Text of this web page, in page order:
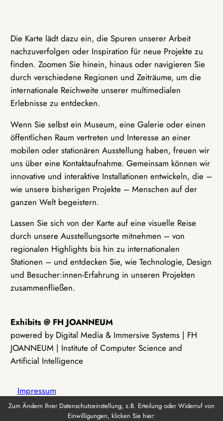
Die Karte lädt dazu ein, die Spuren unserer Arbeit
nachzuverfolgen oder Inspiration für neue Projekte zu
finden. Zoomen Sie hinein, hinaus oder navigieren Sie
durch verschiedene Regionen und Zeiträume, um die
internationale Reichweite unserer multimedialen
Erlebnisse zu entdecken.
Wenn Sie selbst ein Museum, eine Galerie oder einen
öffentlichen Raum vertreten und Interesse an einer
mobilen oder stationären Ausstellung haben, freuen wir
uns über eine Kontaktaufnahme. Gemeinsam können wir
innovative und interaktive Installationen entwickeln, die –
wie unsere bisherigen Projekte – Menschen auf der
ganzen Welt begeistern.
Lassen Sie sich von der Karte auf eine visuelle Reise
durch unsere Ausstellungsorte mitnehmen – von
regionalen Highlights bis hin zu internationalen
Stationen – und entdecken Sie, wie Technologie, Design
und Besucher:innen-Erfahrung in unseren Projekten
zusammenfließen.
Exhibits @ FH JOANNEUM
powered by Digital Media & Immersive Systems | FH
JOANNEUM | Institute of Computer Science and
Artificial Intelligence
Impressum
Zum Ändern Ihrer Datenschutzeinstellung, z.B. Erteilung oder Widerruf von
Einwilligungen, klicken Sie hier: